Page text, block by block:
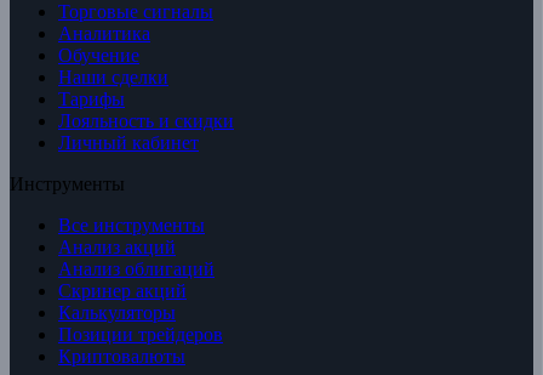
Торговые сигналы
Аналитика
Обучение
Наши сделки
Тарифы
Лояльность и скидки
Личный кабинет
Инструменты
Все инструменты
Анализ акций
Анализ облигаций
Скринер акций
Калькуляторы
Позиции трейдеров
Криптовалюты